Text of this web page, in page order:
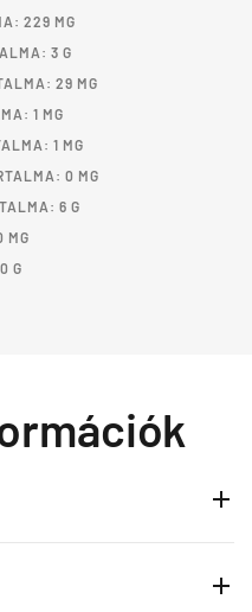
229 MG
3 G
29 MG
1 MG
1 MG
0 MG
6 G
MG
G